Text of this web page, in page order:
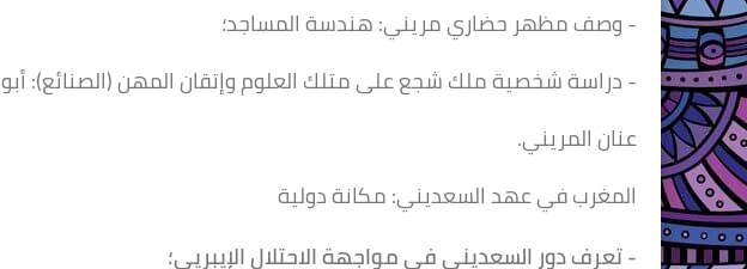
- وصف مظهر حضاري مريني: هندسة المساجد؛
- دراسة شخصية ملك شجع على متلك العلوم وإتقان المهن (الصنائع): أبو
عنان المريني.
المغرب في عهد السعديني:مكانة دولية
- تعرف دور السعديني في مواجهة الاحتلال الإيبريي؛